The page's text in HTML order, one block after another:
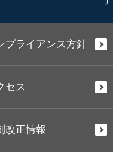
プライアンス方針
セス
改正情報